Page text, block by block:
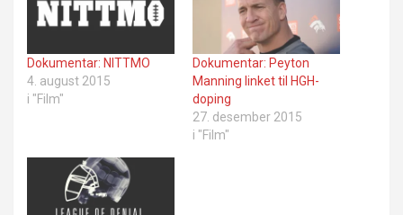
Dokumentar: NITTMO
4. august 2015
i "Film"
Dokumentar: Peyton
Manning linket til HGH-
doping
27. desember 2015
i "Film"